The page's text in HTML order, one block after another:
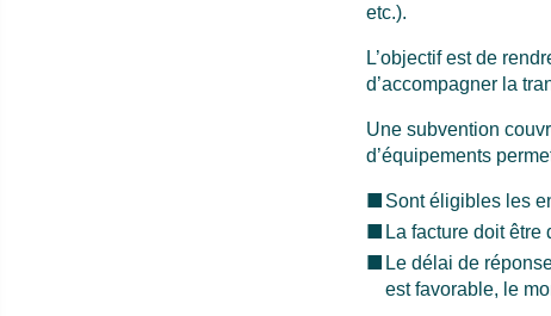
etc.).
L’objectif est de
d’accompagner la
Une subvention
d’équipements
Sont éligibles les
La facture doit
Le délai de
est favorable, le